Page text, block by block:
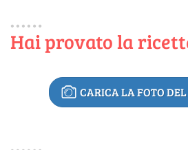
Hai provato la
CARICA LA FOTO